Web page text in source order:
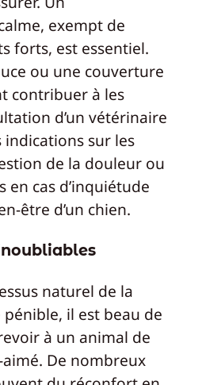
exempt de
forts, est essentiel.
ou une couverture
contribuer à les
d’un vétérinaire
sur les
de la douleur ou
en cas d’inquiétude
être d’un chien.
naturel de la
il est beau de
à un animal de
De nombreux